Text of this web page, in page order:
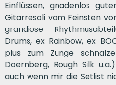
Einflüssen, gnadenlos
Gitarresoli vom Feinsten
grandiose
Drums, ex Rainbow, ex
plus zum Zunge
Doernberg, Rough Silk
auch wenn mir die Setlist